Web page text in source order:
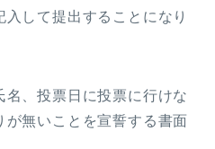
入して提出することになり
名、投票日に投票に行けな
が無いことを宣誓する書面